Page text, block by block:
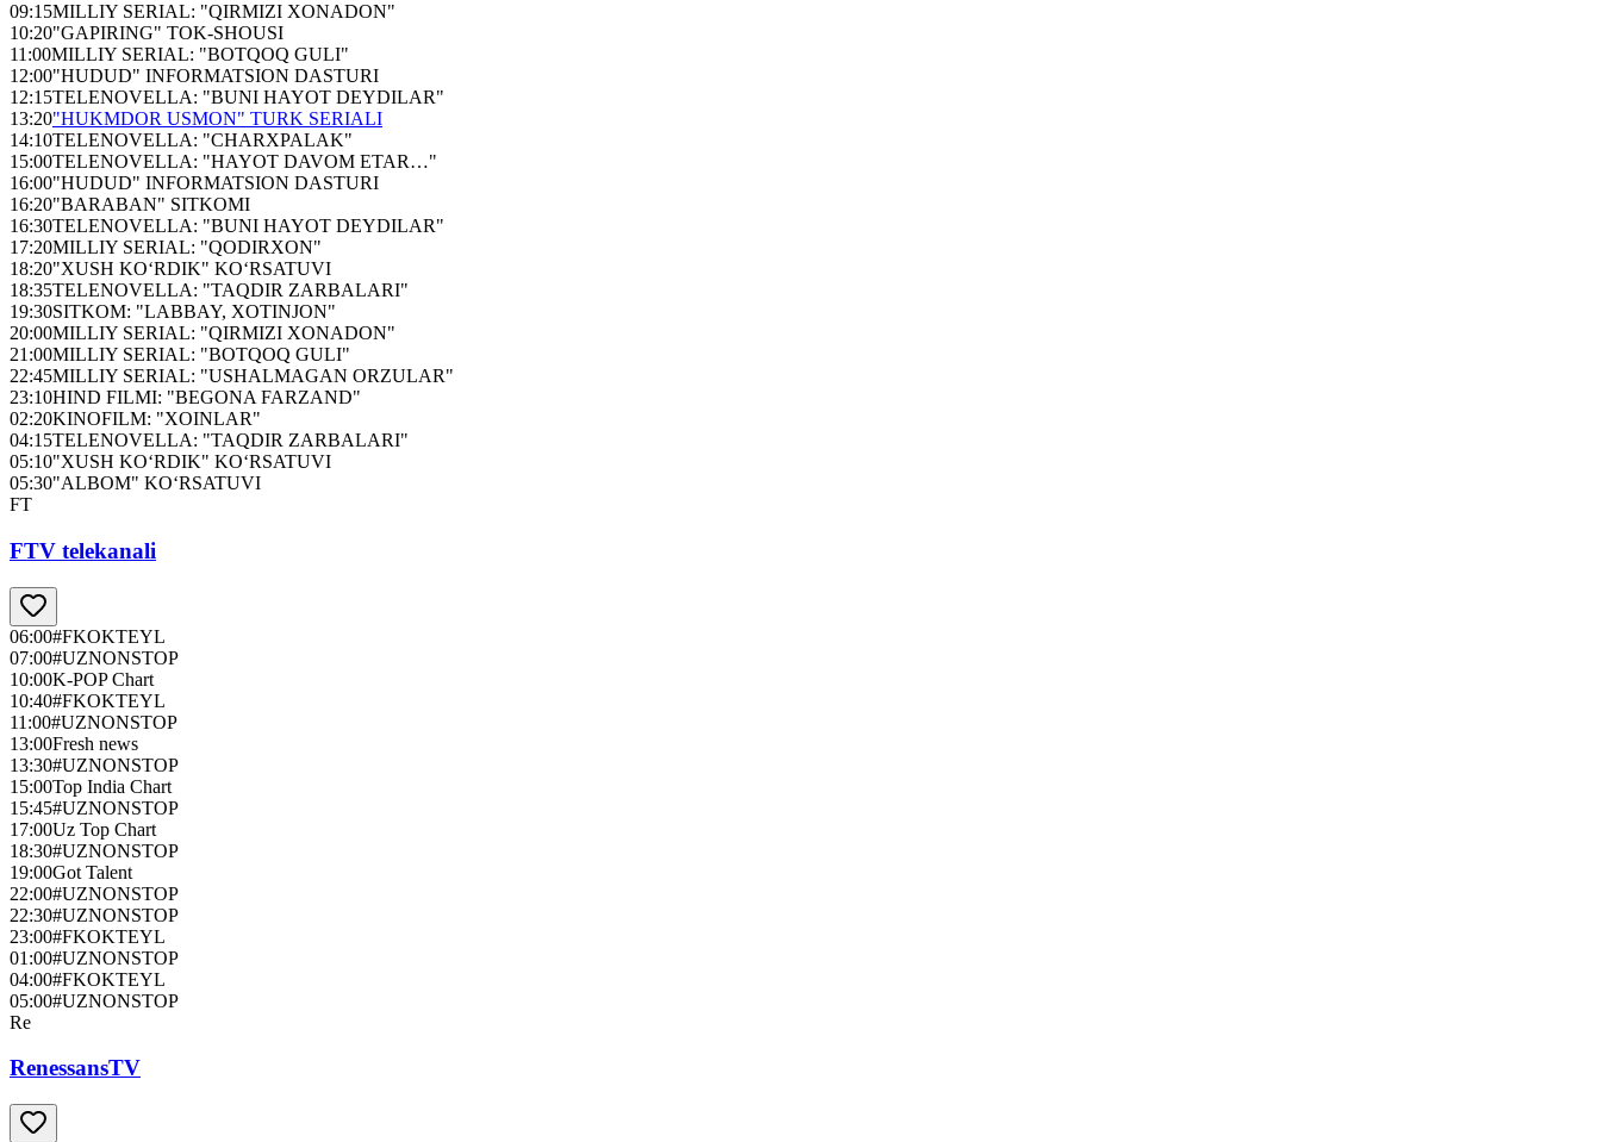
09:15MILLIY SERIAL: "QIRMIZI XONADON"
10:20"GAPIRING" TOK-SHOUSI
11:00MILLIY SERIAL: "BOTQOQ GULI"
12:00"HUDUD" INFORMATSION DASTURI
12:15TELENOVELLA: "BUNI HAYOT DEYDILAR"
13:20"HUKMDOR USMON" TURK SERIALI
14:10TELENOVELLA: "CHARXPALAK"
15:00TELENOVELLA: "HAYOT DAVOM ETAR…"
16:00"HUDUD" INFORMATSION DASTURI
16:20"BARABAN" SITKOMI
16:30TELENOVELLA: "BUNI HAYOT DEYDILAR"
17:20MILLIY SERIAL: "QODIRXON"
18:20"XUSH KO‘RDIK" KO‘RSATUVI
18:35TELENOVELLA: "TAQDIR ZARBALARI"
19:30SITKOM: "LABBAY, XOTINJON"
20:00MILLIY SERIAL: "QIRMIZI XONADON"
21:00MILLIY SERIAL: "BOTQOQ GULI"
22:45MILLIY SERIAL: "USHALMAGAN ORZULAR"
23:10HIND FILMI: "BEGONA FARZAND"
02:20KINOFILM: "XOINLAR"
04:15TELENOVELLA: "TAQDIR ZARBALARI"
05:10"XUSH KO‘RDIK" KO‘RSATUVI
05:30"ALBOM" KO‘RSATUVI
FT
FTV telekanali
06:00#FKOKTEYL
07:00#UZNONSTOP
10:00K-POP Chart
10:40#FKOKTEYL
11:00#UZNONSTOP
13:00Fresh news
13:30#UZNONSTOP
15:00Top India Chart
15:45#UZNONSTOP
17:00Uz Top Chart
18:30#UZNONSTOP
19:00Got Talent
22:00#UZNONSTOP
22:30#UZNONSTOP
23:00#FKOKTEYL
01:00#UZNONSTOP
04:00#FKOKTEYL
05:00#UZNONSTOP
Re
RenessansTV